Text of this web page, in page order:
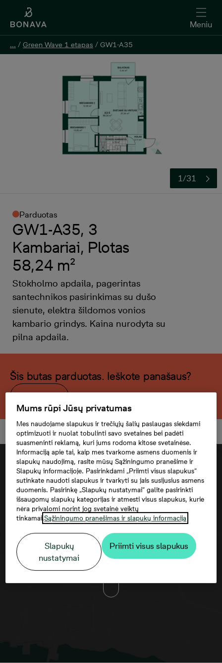
Meniu
... / Green Wave 1 etapas / GW1-A35
1/31
Parduotas
GW1-A35, 3
Kambariai, Plotas
58,24 m²
Stokholmo apdaila, pagerintas
santechnikos pasirinkimas su dušo
sienute, elektra šildomos vonios
kambario grindys. Kaina nurodyta su
pilna apdaila.
... / Green Wave 1 etapas / GW1-A35
Šis butas parduotas. Ieškote panašaus?
Norėdami matyti šį žemėlapį, jūs turite
sutikti su trečiųjų šalių paslaugomis
Mums rūpi Jūsų privatumas
Mes naudojame slapukus ir trečiųjų šalių paslaugas siekdami
optimizuoti ir nuolat tobulinti savo svetaines bei padėti
suasmeninti reklamą, kuri jums rodoma kitose svetainėse.
Informaciją apie tai, kaip mes tvarkome asmens duomenis ir
slapukų naudojimą, rasite mūsų Sąžiningumo pranešime ir
Slapukų informacijoje. Pasirinkdami „Priimti visus slapukus“
sutinkate naudoti slapukus ir tvarkyti su jais susijusius asmens
duomenis. Pasirinkę „Slapukų nustatymai“ galite pasirinkti
išsaugomų slapukų kategorijas ir atmesti visus slapukus, kurie
nėra privalomi norint jog svetainė veiktų
tinkamai.Sąžiningumo pranešimas ir slapukų informacija
Slapukų
nustatymai
Priimti visus slapukus